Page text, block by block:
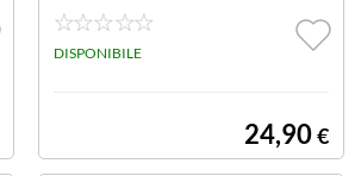
CIO 12 A3
DISPONIBILE
24,90€